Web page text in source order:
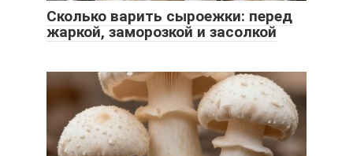
Сколько варить сыроежки: перед
жаркой, заморозкой и засолкой